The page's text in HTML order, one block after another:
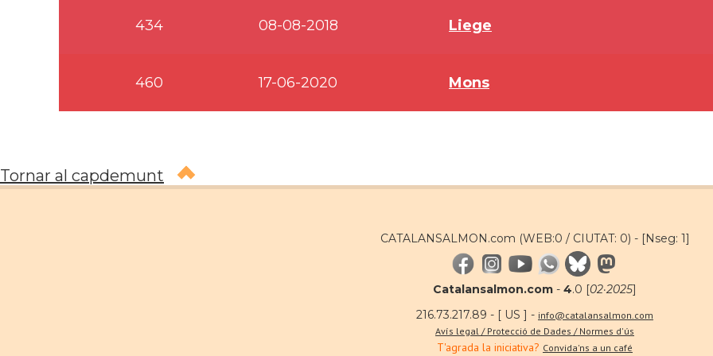
434 08-08-2018 Liege
460 17-06-2020 Mons
Tornar al capdemunt
CATALANSALMON.com (WEB:0 / CIUTAT: 0) - [Nseg: 1]
Catalansalmon.com - 4.0 [02·2025]
216.73.217.89 - [ US ] - info@catalansalmon.com
Avís legal / Protecció de Dades / Normes d'ús
T'agrada la iniciativa? Convida'ns a un café